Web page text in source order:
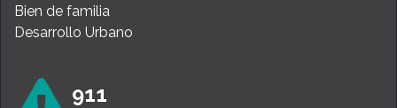
Bien de familia
Desarrollo Urbano
911